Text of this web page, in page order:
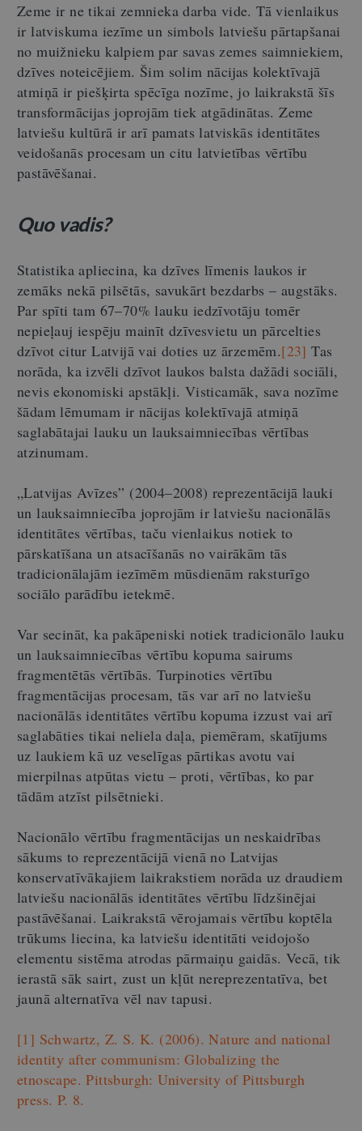
Zeme ir ne tikai zemnieka darba vide. Tā vienlaikus
ir latviskuma iezīme un simbols latviešu pārtapšanai
no muižnieku kalpiem par savas zemes saimniekiem,
dzīves noteicējiem. Šim solim nācijas kolektīvajā
atmiņā ir piešķirta spēcīga nozīme, jo laikrakstā šīs
transformācijas joprojām tiek atgādinātas. Zeme
latviešu kultūrā ir arī pamats latviskās identitātes
veidošanās procesam un citu latvietības vērtību
pastāvēšanai.
Quo vadis?
Statistika apliecina, ka dzīves līmenis laukos ir
zemāks nekā pilsētās, savukārt bezdarbs – augstāks.
Par spīti tam 67–70% lauku iedzīvotāju tomēr
nepieļauj iespēju mainīt dzīvesvietu un pārcelties
dzīvot citur Latvijā vai doties uz ārzemēm.[23]Tas
norāda, ka izvēli dzīvot laukos balsta dažādi sociāli,
nevis ekonomiski apstākļi. Visticamāk, sava nozīme
šādam lēmumam ir nācijas kolektīvajā atmiņā
saglabātajai lauku un lauksaimniecības vērtības
atzinumam.
„Latvijas Avīzes” (2004–2008) reprezentācijā lauki
un lauksaimniecība joprojām ir latviešu nacionālās
identitātes vērtības, taču vienlaikus notiek to
pārskatīšana un atsacīšanās no vairākām tās
tradicionālajām iezīmēm mūsdienām raksturīgo
sociālo parādību ietekmē.
Var secināt, ka pakāpeniski notiek tradicionālo lauku
un lauksaimniecības vērtību kopuma sairums
fragmentētās vērtībās. Turpinoties vērtību
fragmentācijas procesam, tās var arī no latviešu
nacionālās identitātes vērtību kopuma izzust vai arī
saglabāties tikai neliela daļa, piemēram, skatījums
uz laukiem kā uz veselīgas pārtikas avotu vai
mierpilnas atpūtas vietu – proti, vērtības, ko par
tādām atzīst pilsētnieki.
Nacionālo vērtību fragmentācijas un neskaidrības
sākums to reprezentācijā vienā no Latvijas
konservatīvākajiem laikrakstiem norāda uz draudiem
latviešu nacionālās identitātes vērtību līdzšinējai
pastāvēšanai. Laikrakstā vērojamais vērtību koptēla
trūkums liecina, ka latviešu identitāti veidojošo
elementu sistēma atrodas pārmaiņu gaidās. Vecā, tik
ierastā sāk sairt, zust un kļūt nereprezentatīva, bet
jaunā alternatīva vēl nav tapusi.
[1] Schwartz, Z. S. K. (2006). Nature and national
identity after communism: Globalizing the
etnoscape. Pittsburgh: University of Pittsburgh
press. P. 8.